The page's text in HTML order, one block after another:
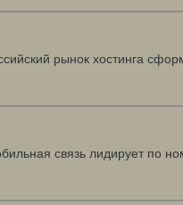
рынок хостинга
связь лидирует по